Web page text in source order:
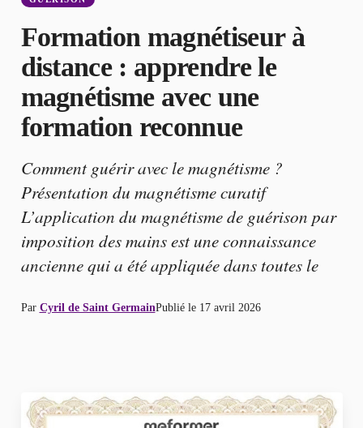
Formation magnétiseur à
distance : apprendre le
magnétisme avec une
formation reconnue
Comment guérir avec le magnétisme ?
Présentation du magnétisme curatif
L’application du magnétisme de guérison par
imposition des mains est une connaissance
ancienne qui a été appliquée dans toutes le
Par Cyril de Saint GermainPublié le 17 avril 2026